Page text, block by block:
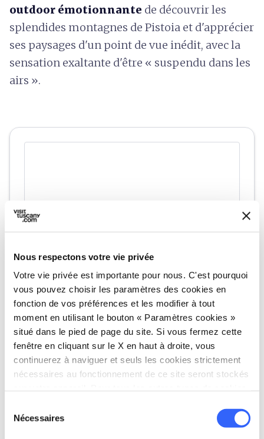
Nous respectons votre vie privée
Votre vie privée est importante pour nous. C'est pourquoi
vous pouvez choisir les paramètres des cookies en
fonction de vos préférences et les modifier à tout
moment en utilisant le bouton « Paramètres cookies »
situé dans le pied de page du site. Si vous fermez cette
fenêtre en cliquant sur le X en haut à droite, vous
continuerez à naviguer et seuls les cookies strictement
nécessaires au fonctionnement de ce site seront stockés
Nécessaires
outdoor émotionnante de découvrir les
splendides montagnes de Pistoia et d'apprécier
ses paysages d'un point de vue inédit, avec la
sensation exaltante d'être « suspendu dans les
airs ».
directions Directions
Informations
home
Ponte sospeso delle Ferriere